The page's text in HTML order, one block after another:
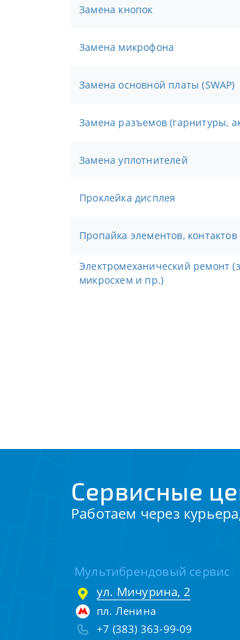
Замена кнопок
Замена микрофона
Замена основной платы (SWAP)
Замена разъемов (гарнитуры,
Замена уплотнителей
Проклейка дисплея
Пропайка элементов,
Электромеханический ремонт (замена электронных компонентов,
микросхем и пр.)
Сервисные
Работаем через
Мультибрендовый сервис
ул. Мичурина, 2
пл. Ленина
+7 (383) 363-99-09